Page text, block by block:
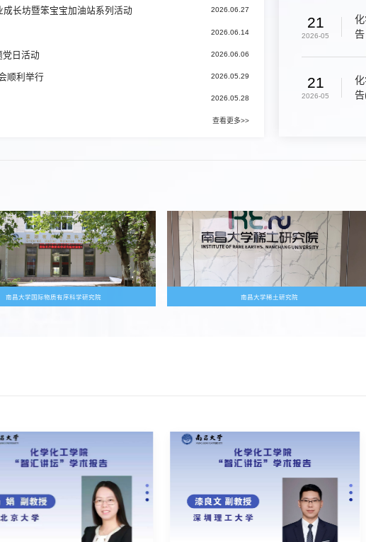
长坊暨笨宝宝加油站系列活动 2026.06.27
2026.06.14
日活动 2026.06.06
顺利举行 2026.05.29
2026.05.28
查看更多>>
21
2026-05
告
21
2026-05
告
南昌大学国际物质有序科学研究院 南昌大学稀土研究院